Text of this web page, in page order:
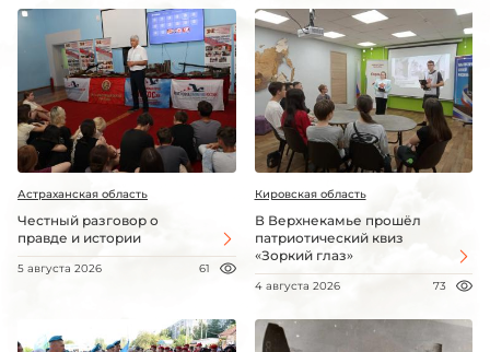
Астраханская область
Честный разговор о
правде и истории
5 августа 2026 61
Кировская область
В Верхнекамье прошёл
патриотический квиз
«Зоркий глаз»
4 августа 2026 73